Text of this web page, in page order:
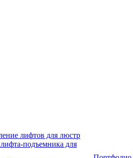
лифтов для люстр
подъемника для